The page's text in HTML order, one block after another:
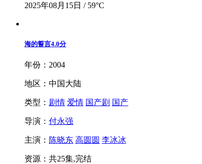
2025年08月15日 / 59°C
海的誓言4.0分
年份：2004
地区：中国大陆
类型： 剧情 爱情 国产剧 国产
导演： 付永强
主演： 陈晓东 高圆圆 李冰冰
资源：共25集,完结